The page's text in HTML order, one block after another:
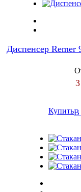
Диспенсер
КупитьВ